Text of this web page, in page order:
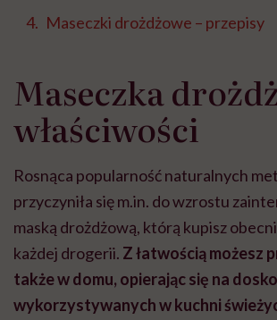
Maseczki drożdżowe – przepisy
Maseczka
właściwości
Rosnąca popularność naturalnych
przyczyniła się m.in. do wzrostu
maską drożdżową, którą kupisz
każdej drogerii. Z łatwością możesz
także w domu, opierając się na
wykorzystywanych w kuchni